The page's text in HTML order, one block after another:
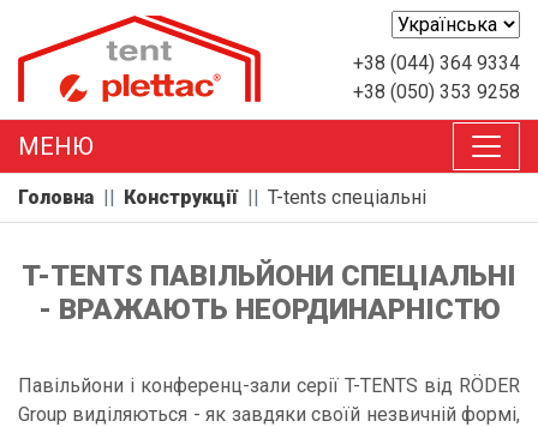
+38 (044) 364 9334
+38 (050) 353 9258
MEНЮ
Головна Конструкції T-tents спеціальні
T-TENTS ПАВІЛЬЙОНИ СПЕЦІАЛЬНІ
- ВРАЖАЮТЬ НЕОРДИНАРНІСТЮ
Павільйони і конференц-зали серії T-TENTS від RÖDER
Group виділяються - як завдяки своїй незвичній формі,